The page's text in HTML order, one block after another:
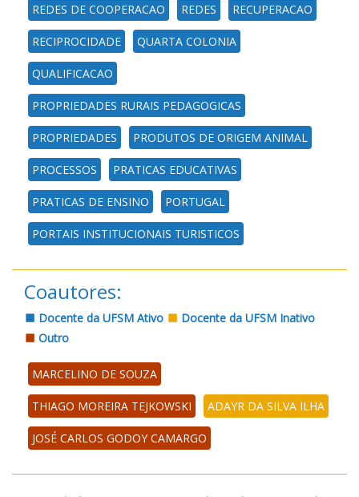
REDES DE COOPERACAO REDES RECUPERACAO
RECIPROCIDADE QUARTA COLONIA
QUALIFICACAO
PROPRIEDADES RURAIS PEDAGOGICAS
PROPRIEDADES PRODUTOS DE ORIGEM ANIMAL
PROCESSOS PRATICAS EDUCATIVAS
PRATICAS DE ENSINO PORTUGAL
PORTAIS INSTITUCIONAIS TURISTICOS
Coautores:
Docente da UFSM Ativo
Docente da UFSM Inativo
Outro
MARCELINO DE SOUZA
THIAGO MOREIRA TEJKOWSKI ADAYR DA SILVA ILHA
JOSÉ CARLOS GODOY CAMARGO